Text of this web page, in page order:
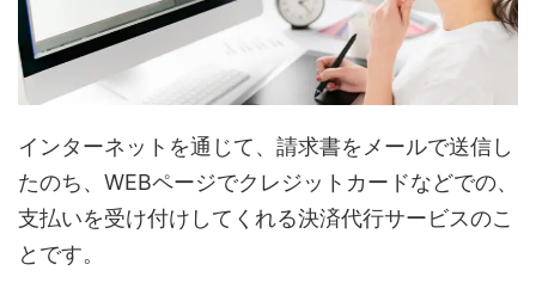
インターネットを通じて、請求書をメールで送信し
たのち、WEBページでクレジットカードなどでの、
支払いを受け付けしてくれる決済代行サービスのこ
とです。